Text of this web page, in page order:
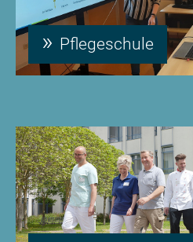
Pflegeschule